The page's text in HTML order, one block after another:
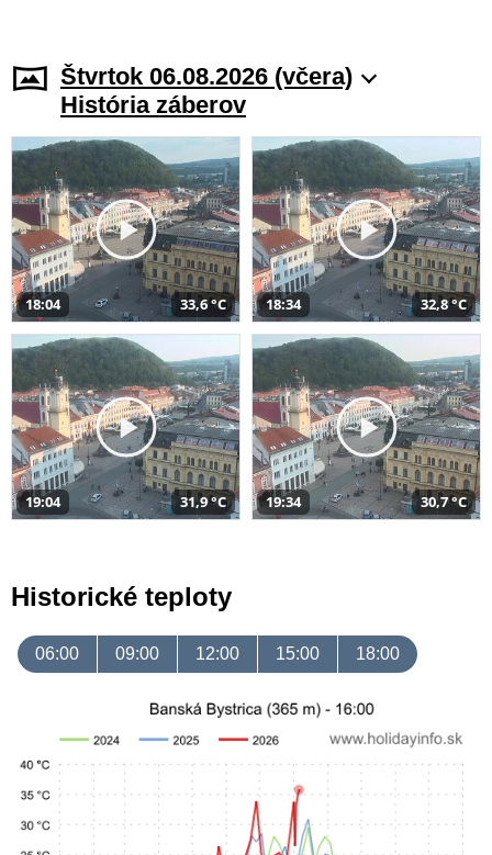
Štvrtok 06.08.2026 (včera)
História záberov
18:04 33,6 °C 18:34 32,8 °C
19:04 31,9 °C 19:34 30,7 °C
Historické teploty
06:00 09:00 12:00 15:00 18:00